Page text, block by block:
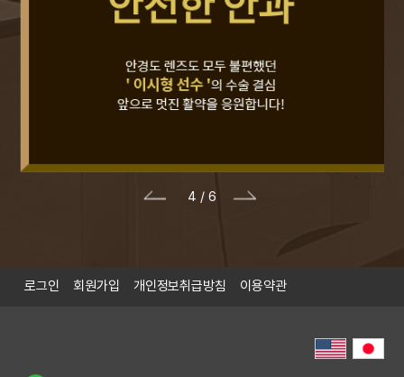
v
i t
5 / 6
로그인 회원가입 개인정보취급방침 이용약관